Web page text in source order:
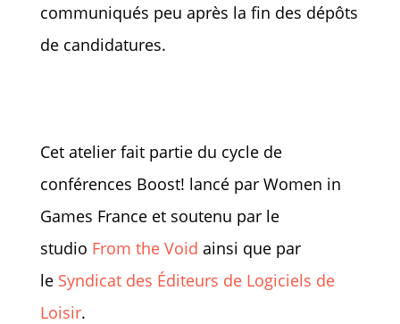
communiqués peu après la fin des dépôts
de candidatures.
Cet atelier fait partie du cycle de
conférences Boost! lancé par Women in
Games France et soutenu par le
studio From the Void ainsi que par
le Syndicat des Éditeurs de Logiciels de
Loisir.